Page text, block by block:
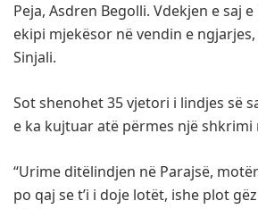
Peja, Asdren Begolli. Vdekjen e saj
ekipi mjekësor në vendin e
Sinjali.
Sot shenohet 35 vjetori i lindjes së
e ka kujtuar atë përmes një shkrimi
“Urime ditëlindjen në Parajsë,
po qaj se t’i i doje lotët, ishe plot